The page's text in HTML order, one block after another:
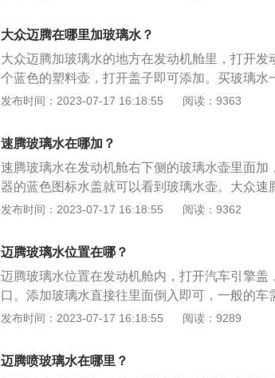
轿车，这款车的尺寸为长4866mm、宽1832mm
了更稳定、更精准的驾控感受。
大众迈腾在哪里加玻璃水？
大众迈腾加玻璃水的地方在发动机舱里，打开发
个蓝色的塑料壶，打开盖子即可添加。买玻璃水
小便宜买一些劣质的玻璃水。冬天的时候要使用
发动机热了，温度上来，冻住的玻璃水自然就会
能化开；3、用一些辅助工具，例如除冰玻璃水
槽，一会即可融化。
发布时间：2023-07-17 16:18:55 阅读：9363
速腾玻璃水在哪加？
速腾玻璃水在发动机舱右下侧的玻璃水壶里面加
器的蓝色图标水盖就可以看到玻璃水壶。大众
当添加，玻璃水是消耗品，没有固定的加注周期
审时度势，同步引进德国大众面向北美市场推出
看，2012版速腾的长宽高分别为4644mm、
m，车身尺寸方面有了明显增加。
发布时间：2023-07-17 16:18:55 阅读：9362
迈腾玻璃水位置在哪？
迈腾玻璃水位置在发动机舱内，打开汽车引擎盖
口。添加玻璃水直接往里面倒入即可，一般的
尺，一边加一边看，到了刻度线就不要加了，加
32mm、1464mm，轴距为2812mm。动力方面
发动机，提供了1.4T以及2.0T高低功率的三种不
发布时间：2023-07-17 16:18:55 阅读：9289
迈腾喷玻璃水在哪里？